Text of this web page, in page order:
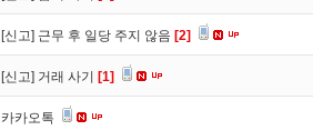
[신고] 근무 후 일당 주지 않음 [2]
[신고] 거래 사기 [1]
카카오톡